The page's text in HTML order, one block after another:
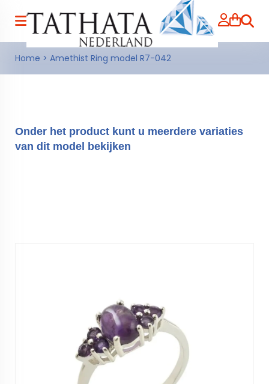
Home > Amethist Ring model R7-042
Onder het product kunt u meerdere variaties
van dit model bekijken